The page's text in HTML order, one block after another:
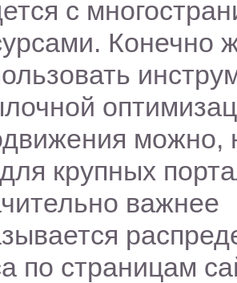
с
Конечно
можно,
крупных
важнее
по страницам